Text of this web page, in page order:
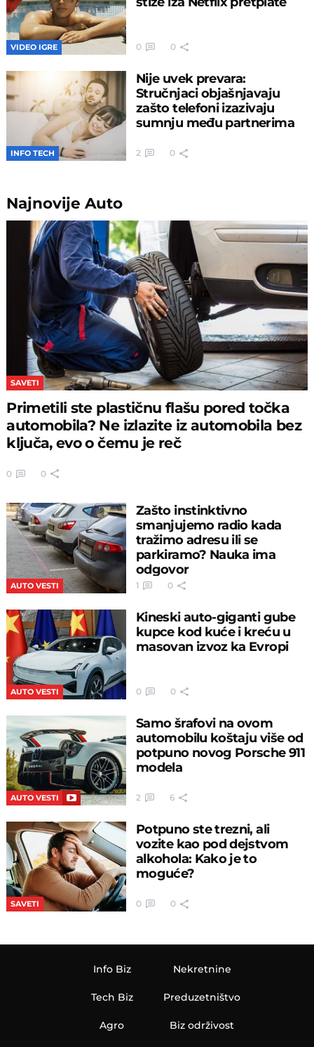
VIDEO IGRE 0 0
INFO TECH
Nije uvek prevara:
Stručnjaci objašnjavaju
zašto telefoni izazivaju
sumnju među partnerima
2 0
NajnovijeAuto
SAVETI
Primetili ste plastičnu flašu pored točka
automobila? Ne izlazite iz automobila bez
ključa, evo o čemu je reč
0 0
AUTO VESTI
Zašto instinktivno
smanjujemo radio kada
tražimo adresu ili se
parkiramo? Nauka ima
odgovor
1 0
AUTO VESTI
Kineski auto-giganti gube
kupce kod kuće i kreću u
masovan izvoz ka Evropi
0 0
AUTO VESTI
Samo šrafovi na ovom
automobilu koštaju više od
potpuno novog Porsche 911
modela
2 6
SAVETI
Potpuno ste trezni, ali
vozite kao pod dejstvom
alkohola: Kako je to
moguće?
0 0
Info Biz
Tech Biz
Agro
Nekretnine
Preduzetništvo
Biz održivost